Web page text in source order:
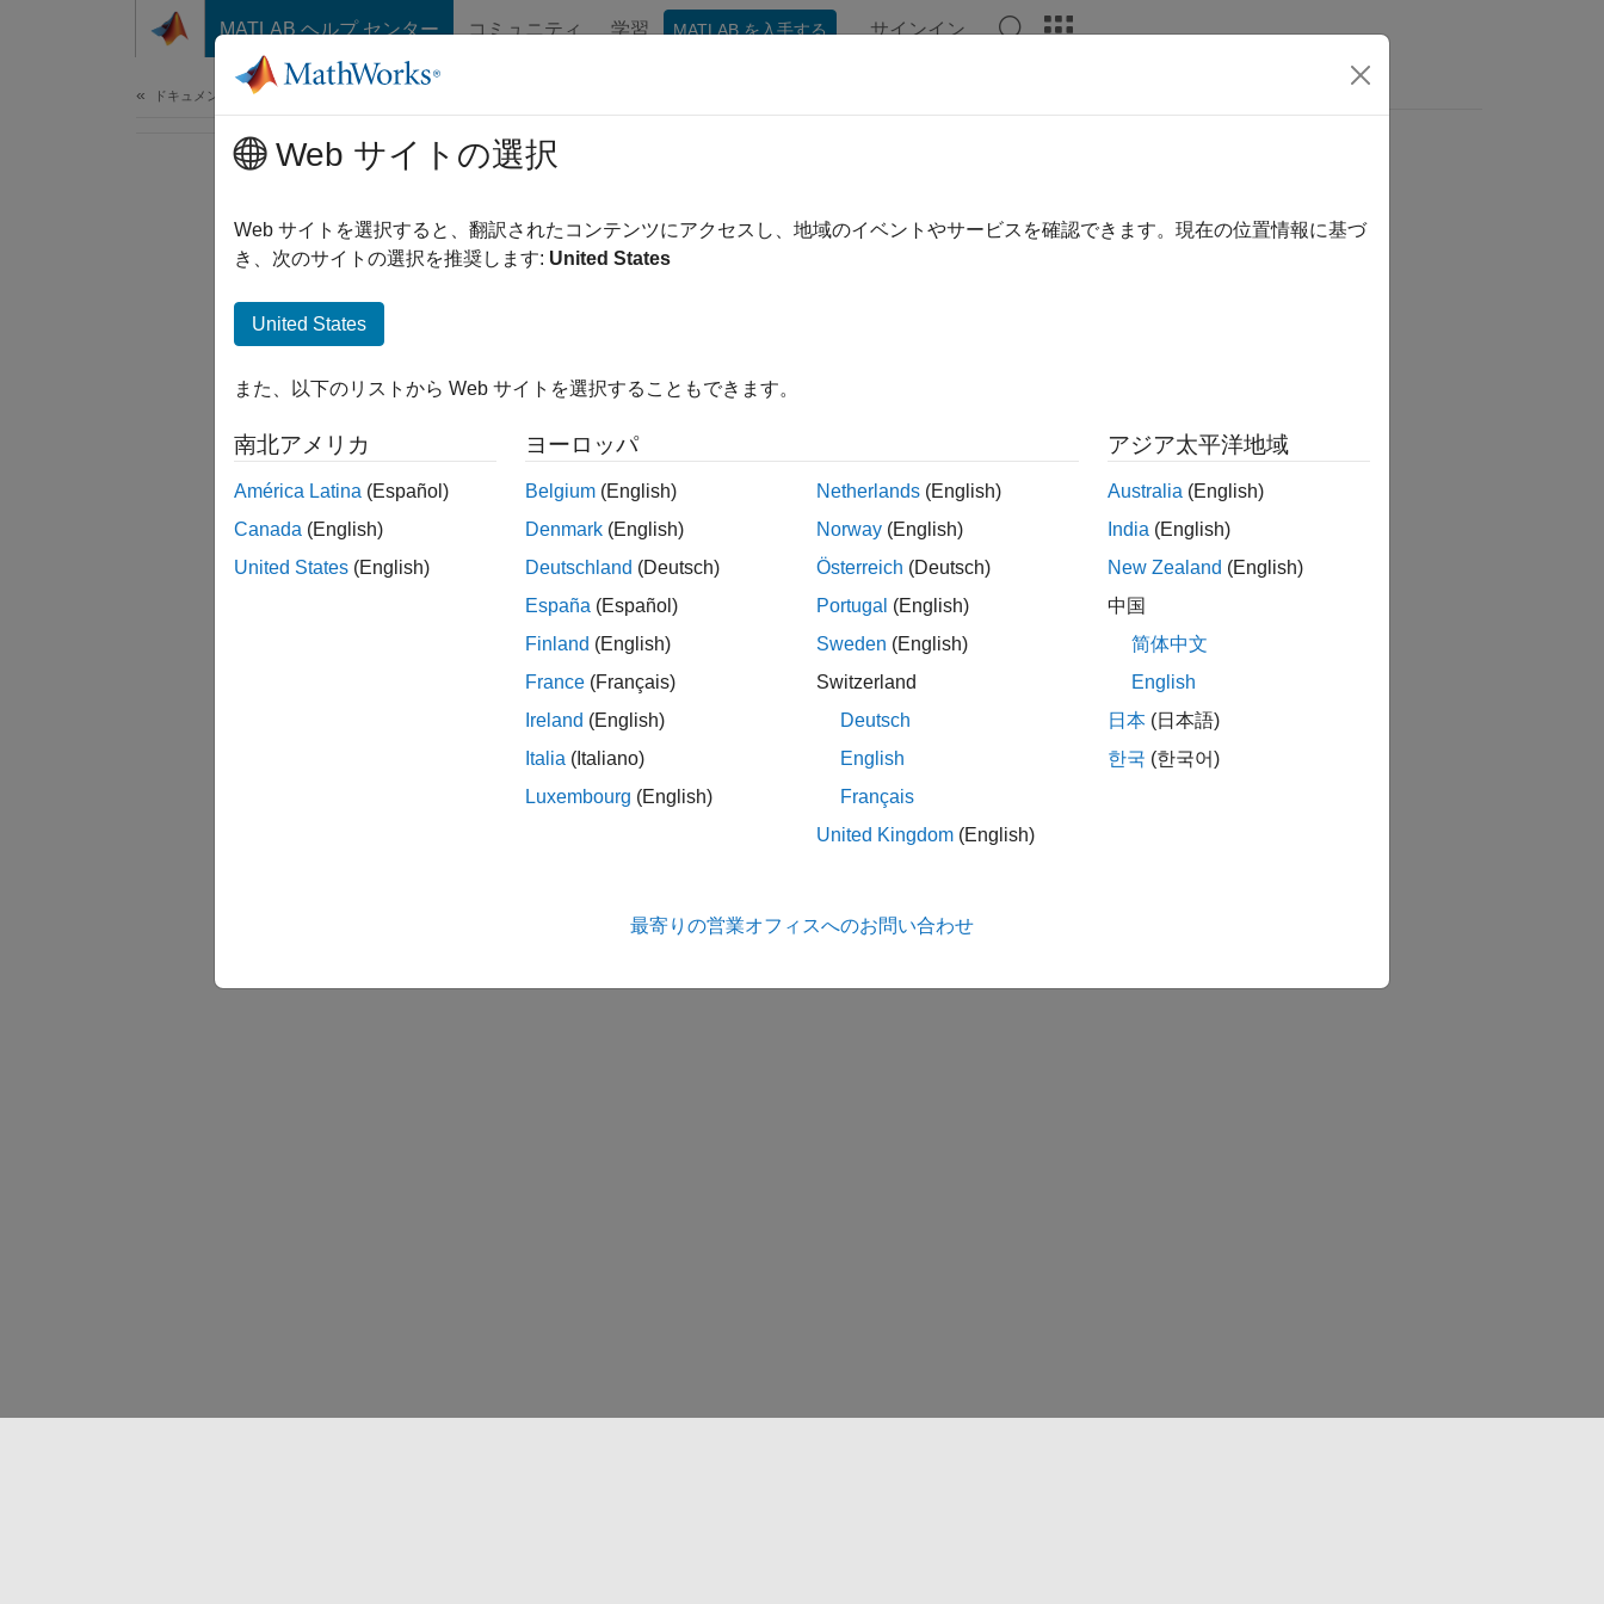
コンテンツへスキップ
MATLAB ヘルプ センター コミュニティ 学習 MATLAB を入手する サインイン
ドキュメンテーションのホーム
この情報は役に立ちましたか？
Web サイトの選択
Web サイトを選択すると、翻訳されたコンテンツにアクセスし、地域のイベントやサービスを確認できます。現在の位置情報に基づ
き、次のサイトの選択を推奨します: United States
United States
また、以下のリストから Web サイトを選択することもできます。
南北アメリカ
América Latina (Español)
Canada (English)
United States (English)
ヨーロッパ
Belgium (English)
Denmark (English)
Deutschland (Deutsch)
España (Español)
Finland (English)
France (Français)
Ireland (English)
Italia (Italiano)
Luxembourg (English)
Netherlands (English)
Norway (English)
Österreich (Deutsch)
Portugal (English)
Sweden (English)
Switzerland
Deutsch
English
Français
United Kingdom (English)
アジア太平洋地域
Australia (English)
India (English)
New Zealand (English)
中国
简体中文
English
日本 (日本語)
한국 (한국어)
最寄りの営業オフィスへのお問い合わせ